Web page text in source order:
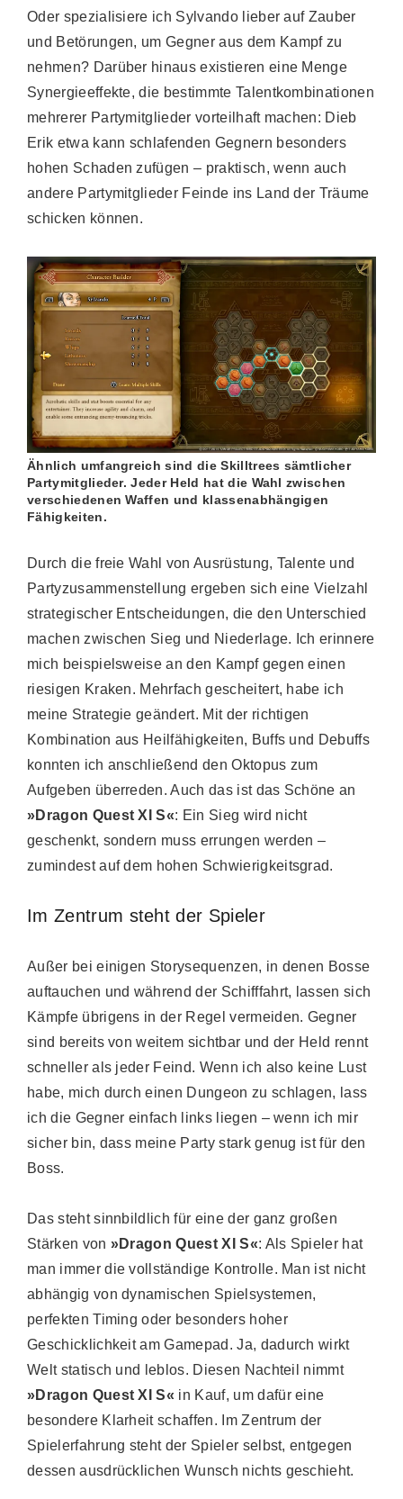
Oder spezialisiere ich Sylvando lieber auf Zauber
und Betörungen, um Gegner aus dem Kampf zu
nehmen? Darüber hinaus existieren eine Menge
Synergieeffekte, die bestimmte Talentkombinationen
mehrerer Partymitglieder vorteilhaft machen: Dieb
Erik etwa kann schlafenden Gegnern besonders
hohen Schaden zufügen – praktisch, wenn auch
andere Partymitglieder Feinde ins Land der Träume
schicken können.
Ähnlich umfangreich sind die Skilltrees sämtlicher
Partymitglieder. Jeder Held hat die Wahl zwischen
verschiedenen Waffen und klassenabhängigen
Fähigkeiten.
Durch die freie Wahl von Ausrüstung, Talente und
Partyzusammenstellung ergeben sich eine Vielzahl
strategischer Entscheidungen, die den Unterschied
machen zwischen Sieg und Niederlage. Ich erinnere
mich beispielsweise an den Kampf gegen einen
riesigen Kraken. Mehrfach gescheitert, habe ich
meine Strategie geändert. Mit der richtigen
Kombination aus Heilfähigkeiten, Buffs und Debuffs
konnten ich anschließend den Oktopus zum
Aufgeben überreden. Auch das ist das Schöne an
»Dragon Quest XI S«: Ein Sieg wird nicht
geschenkt, sondern muss errungen werden –
zumindest auf dem hohen Schwierigkeitsgrad.
Im Zentrum steht der Spieler
Außer bei einigen Storysequenzen, in denen Bosse
auftauchen und während der Schifffahrt, lassen sich
Kämpfe übrigens in der Regel vermeiden. Gegner
sind bereits von weitem sichtbar und der Held rennt
schneller als jeder Feind. Wenn ich also keine Lust
habe, mich durch einen Dungeon zu schlagen, lass
ich die Gegner einfach links liegen – wenn ich mir
sicher bin, dass meine Party stark genug ist für den
Boss.
Das steht sinnbildlich für eine der ganz großen
Stärken von »Dragon Quest XI S«: Als Spieler hat
man immer die vollständige Kontrolle. Man ist nicht
abhängig von dynamischen Spielsystemen,
perfekten Timing oder besonders hoher
Geschicklichkeit am Gamepad. Ja, dadurch wirkt
Welt statisch und leblos. Diesen Nachteil nimmt
»Dragon Quest XI S« in Kauf, um dafür eine
besondere Klarheit schaffen. Im Zentrum der
Spielerfahrung steht der Spieler selbst, entgegen
dessen ausdrücklichen Wunsch nichts geschieht.